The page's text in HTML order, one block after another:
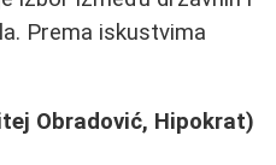
Prema iskustvima
Obradović, Hipokrat)